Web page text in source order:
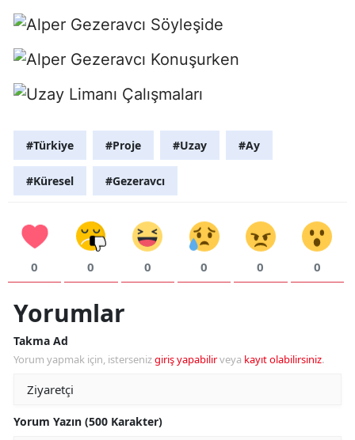
#Türkiye #Proje #Uzay #Ay
#Küresel #Gezeravcı
0 0 0 0 0 0
Yorumlar
Takma Ad
Yorum yapmak için, istersenizgiriş yapabilirveya kayıt olabilirsiniz.
Yorum Yazın (500 Karakter)